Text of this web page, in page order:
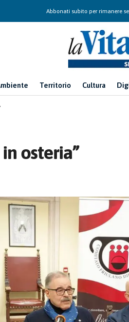
Abbonati subito per rimanere
Territorio Cultura
osteria”